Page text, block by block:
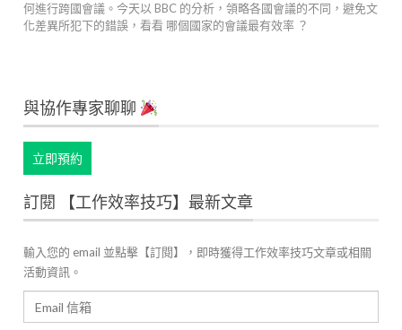
何進行跨國會議。今天以 BBC 的分析，領略各國會議的不同，避免文
化差異所犯下的錯誤，看看 哪個國家的會議最有效率 ？
與協作專家聊聊
立即預約
訂閱 【工作效率技巧】最新文章
輸入您的 email 並點擊【訂閱】，即時獲得工作效率技巧文章或相關
活動資訊。
Email
信